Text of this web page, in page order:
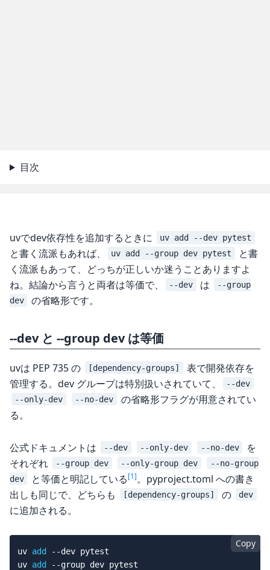
目次
uvでdev依存性を追加するときに uv add --dev pytest
と書く流派もあれば、 uv add --group dev pytest
と書
く流派もあって、どっちが正しいか迷うことありますよ
ね。結論から言うと両者は等価で、
--dev は
--group
dev
の省略形です。
--dev と --group dev は等価
uvは PEP 735 の [dependency-groups]
表で開発依存を
管理する。dev グループは特別扱いされていて、
--dev
--only-dev
--no-dev
の省略形フラグが用意されてい
る。
公式ドキュメントは --dev --only-dev --no-dev
を
それぞれ
--group dev --only-group dev
--no-group
dev
と等価と明記している[1]。pyproject.toml への書き
出しも同じで、どちらも
[dependency-groups] の dev
に追加される。
Copy
uv add --dev pytest
uv add --group